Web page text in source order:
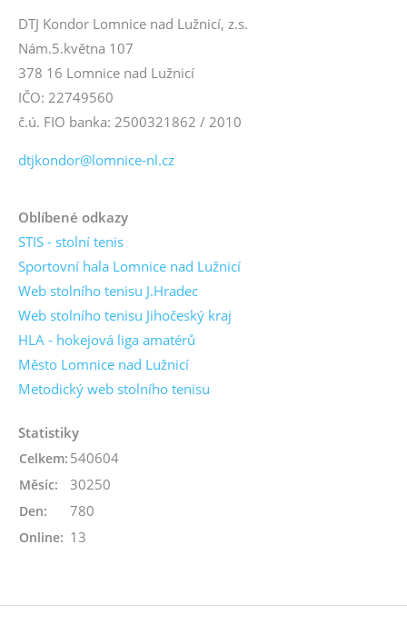
DTJ Kondor Lomnice nad Lužnicí, z.s.
Nám.5.května 107
378 16 Lomnice nad Lužnicí
IČO: 22749560
č.ú. FIO banka: 2500321862 / 2010
dtjkondor@lomnice-nl.cz
Oblíbené odkazy
STIS - stolní tenis
Sportovní hala Lomnice nad Lužnicí
Web stolního tenisu J.Hradec
Web stolního tenisu Jihočeský kraj
HLA - hokejová liga amatérů
Město Lomnice nad Lužnicí
Metodický web stolního tenisu
Statistiky
Online: 13
Celkem: 540604
Měsíc: 30250
Den: 780